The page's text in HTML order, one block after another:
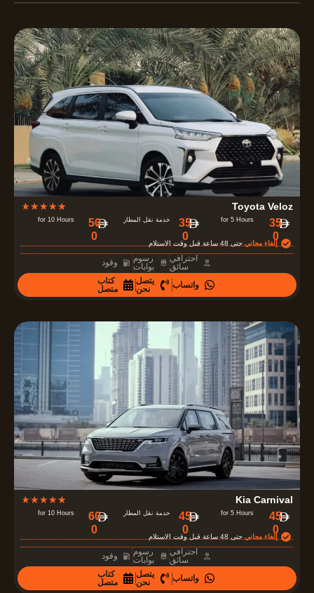
Toyota Veloz
★
★
★
★
★
e
4
7
o
t
o
f
5
‏35
0
for 5 Hours
35
0
خدمة نقل المطار
‏50
0
for 10 Hours
إلغاء مجانيحتى 48 ساعة قبل وقت الاستلام
احترافي
سائق
رسوم
بوابات
وقود
واتساب
يتصل
نحن
كتاب
متصل
Kia Carnival
★
★
★
★
★
e
4
‏45
0
for 5 Hours
‏45
0
خدمة نقل المطار
‏60
0
for 10 Hours
إلغاء مجانيحتى 48 ساعة قبل وقت الاستلام
احترافي
سائق
رسوم
بوابات
وقود
واتساب
يتصل
نحن
كتاب
متصل